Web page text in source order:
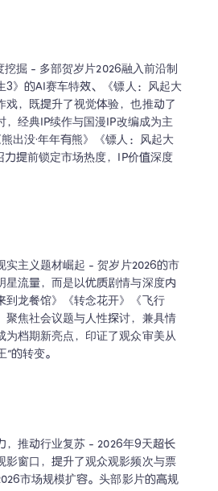
挖掘 - 多部贺岁片2026融入前沿制
3》的AI赛车特效、《镖人：风起大
戏，既提升了视觉体验，也推动了
，经典IP续作与国漫IP改编成为主
出没·年年有熊》《镖人：风起大
力提前锁定市场热度，IP价值深度
实主义题材崛起 - 贺岁片2026的市
星流量，而是以优质剧情与深度内
到龙餐馆》《转念花开》《飞行
聚焦社会议题与人性探讨，兼具情
为档期新亮点，印证了观众审美从
”的转变。
，推动行业复苏 - 2026年9天超长
影窗口，提升了观众观影频次与票
市场规模扩容。头部影片的高规
Trustpilot • 10k+ 评论